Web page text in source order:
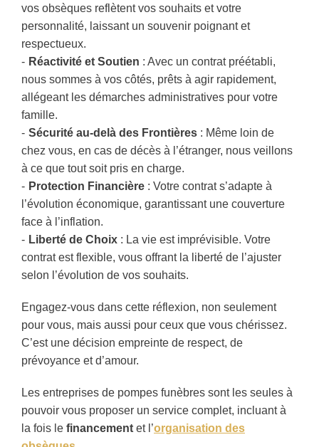
vos obsèques reflètent vos souhaits et votre
personnalité, laissant un souvenir poignant et
respectueux.
Réactivité et Soutien : Avec un contrat préétabli,
nous sommes à vos côtés, prêts à agir rapidement,
allégeant les démarches administratives pour votre
famille.
Sécurité au-delà des Frontières : Même loin de
chez vous, en cas de décès à l’étranger, nous veillons
à ce que tout soit pris en charge.
Protection Financière : Votre contrat s’adapte à
l’évolution économique, garantissant une couverture
face à l’inflation.
Liberté de Choix : La vie est imprévisible. Votre
contrat est flexible, vous offrant la liberté de l’ajuster
selon l’évolution de vos souhaits.
Engagez-vous dans cette réflexion, non seulement
pour vous, mais aussi pour ceux que vous chérissez.
C’est une décision empreinte de respect, de
prévoyance et d’amour.
Les entreprises de pompes funèbres sont les seules à
pouvoir vous proposer un service complet, incluant à
la fois le financement et l’organisation des